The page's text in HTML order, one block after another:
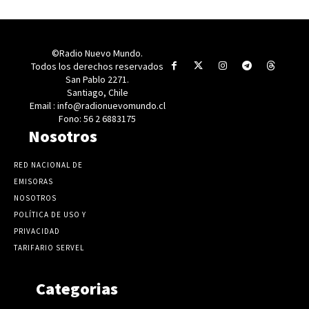
©Radio Nuevo Mundo.
Todos los derechos reservados
San Pablo 2271.
Santiago, Chile
Email : info@radionuevomundo.cl
Fono: 56 2 6883175
Nosotros
RED NACIONAL DE
EMISORAS
NOSOTROS
POLÍTICA DE USO Y
PRIVACIDAD
TARIFARIO SERVEL
Categorias